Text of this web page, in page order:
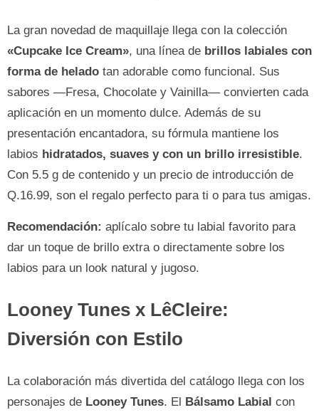
La gran novedad de maquillaje llega con la colección
«Cupcake Ice Cream», una línea de brillos labiales con
forma de helado tan adorable como funcional. Sus
sabores —Fresa, Chocolate y Vainilla— convierten cada
aplicación en un momento dulce. Además de su
presentación encantadora, su fórmula mantiene los
labios hidratados, suaves y con un brillo irresistible.
Con 5.5 g de contenido y un precio de introducción de
Q.16.99, son el regalo perfecto para ti o para tus amigas.
Recomendación: aplícalo sobre tu labial favorito para
dar un toque de brillo extra o directamente sobre los
labios para un look natural y jugoso.
Looney Tunes x LêCleire:
Diversión con Estilo
La colaboración más divertida del catálogo llega con los
personajes de Looney Tunes. El Bálsamo Labial con